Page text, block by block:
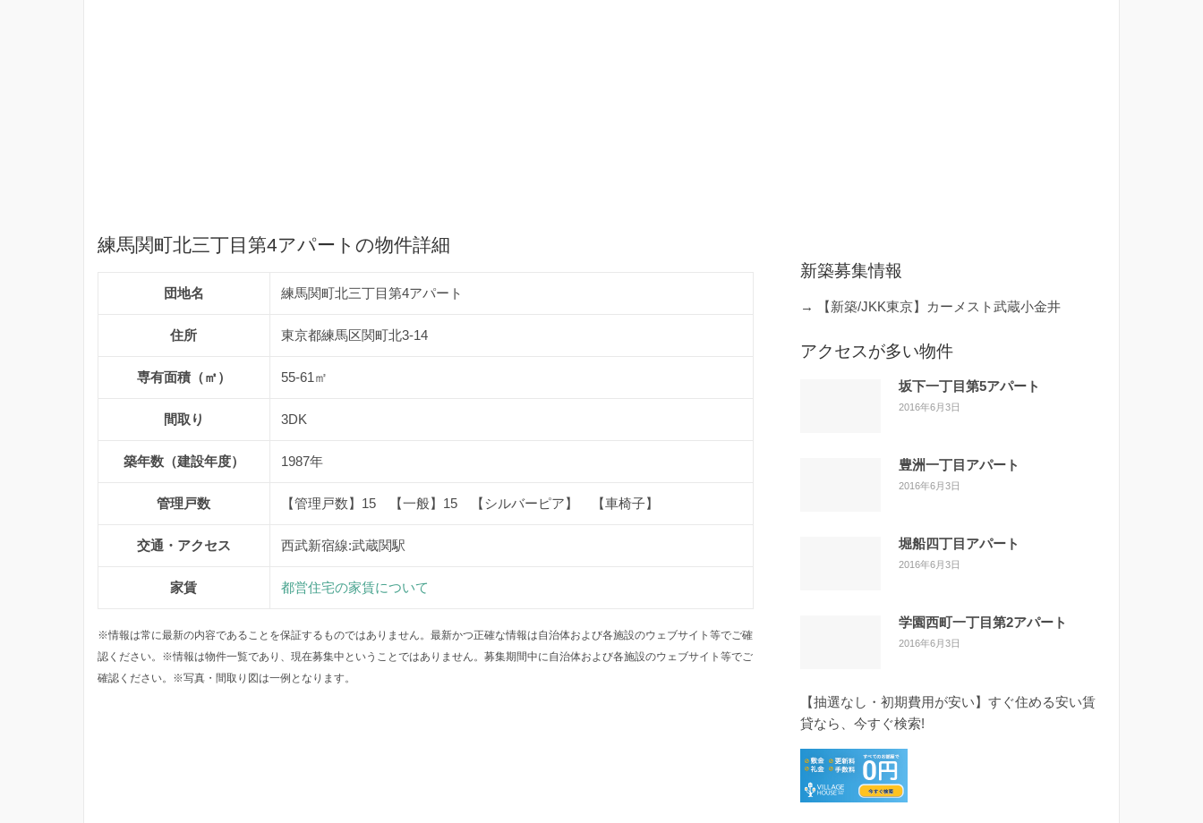
練馬関町北三丁目第4アパートの物件詳細
団地名 練馬関町北三丁目第4アパート
住所 東京都練馬区関町北3-14
専有面積（㎡） 55-61㎡
間取り 3DK
築年数（建設年度） 1987年
管理戸数 【管理戸数】15 【一般】15 【シルバーピア】 【車椅子】
交通・アクセス 西武新宿線:武蔵関駅
家賃 都営住宅の家賃について
※情報は常に最新の内容であることを保証するものではありません。最新かつ正確な情報は自治体および各施設のウェブサイト等でご確
認ください。※情報は物件一覧であり、現在募集中ということではありません。募集期間中に自治体および各施設のウェブサイト等でご
確認ください。※写真・間取り図は一例となります。
新築募集情報
→ 【新築/JKK東京】カーメスト武蔵小金井
アクセスが多い物件
坂下一丁目第5アパート
2016年6月3日
豊洲一丁目アパート
2016年6月3日
堀船四丁目アパート
2016年6月3日
学園西町一丁目第2アパート
2016年6月3日
【抽選なし・初期費用が安い】すぐ住める安い賃
貸なら、今すぐ検索!